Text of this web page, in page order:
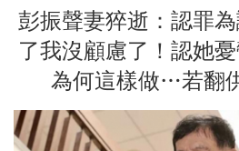
彭振聲妻猝逝：認罪
了我沒顧慮了！認她
為何這樣做…若翻